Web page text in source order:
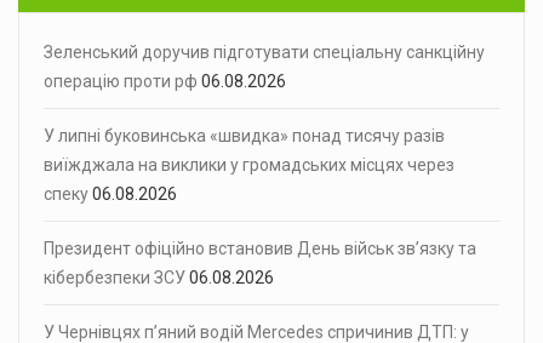
Зеленський доручив підготувати спеціальну санкційну
операцію проти рф 06.08.2026
У липні буковинська «швидка» понад тисячу разів
виїжджала на виклики у громадських місцях через
спеку06.08.2026
Президент офіційно встановив День військ зв’язку та
кібербезпеки ЗСУ06.08.2026
У Чернівцях п’яний водій Mercedes спричинив ДТП: у